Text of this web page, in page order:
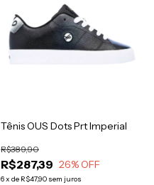
Tênis OUS Dots Prt Imperial
R$287,39
R$389,90
26% OFF
6x de R$47,90 sem juros